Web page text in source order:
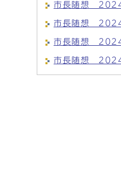
市長随想 2024
市長随想 2024
市長随想 2024
市長随想 2024